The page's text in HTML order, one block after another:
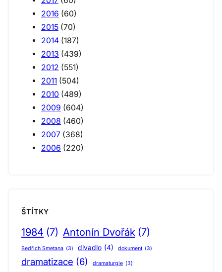
2016 (60)
2015 (70)
2014 (187)
2013 (439)
2012 (551)
2011 (504)
2010 (489)
2009 (604)
2008 (460)
2007 (368)
2006 (220)
ŠTÍTKY
1984 (7) Antonín Dvořák (7)
Bedřich Smetana (3) divadlo (4) dokument (3)
dramatizace (6) dramaturgie (3)